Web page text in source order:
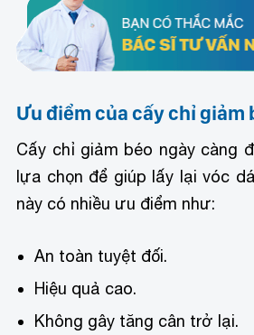
Ưu điểm của cấy chỉ giảm
Cấy chỉ giảm béo ngày càng
lựa chọn để giúp lấy lại vóc
này có nhiều ưu điểm như:
An toàn tuyệt đối.
Hiệu quả cao.
Không gây tăng cân trở lại.